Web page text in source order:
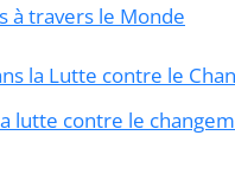
à travers le Monde
la Lutte contre le
lutte contre le